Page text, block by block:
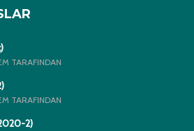
TARAFINDAN
TARAFINDAN
2)